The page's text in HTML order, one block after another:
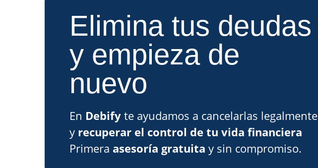
Elimina tus deudas
y empieza de
nuevo
En Debify te ayudamos a cancelarlas legalmente
y recuperar el control de tu vida financiera
Primera asesoría gratuita y sin compromiso.